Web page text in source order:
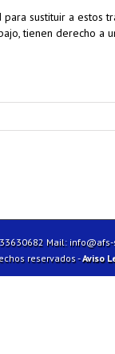
sustituir a estos
tienen derecho a
Mail:
reservados -Aviso